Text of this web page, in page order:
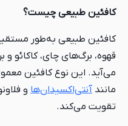
کافئین طبیعی چیست؟
کافئین طبیعی به‌طور
قهوه، برگ‌های چای، کاکائو
می‌آید. این نوع کافئین
مانند آنتی‌اکسیدان‌ها و
تقویت می‌کند.